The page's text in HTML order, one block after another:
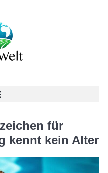
für
kennt kein Alter